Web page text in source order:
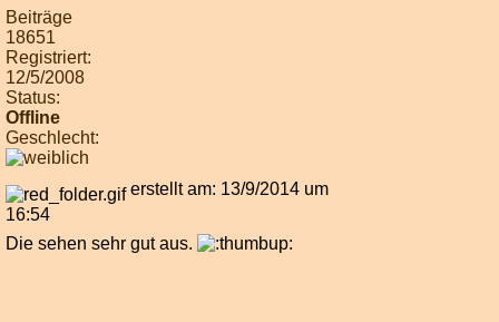
Beiträge
18651
Registriert:
12/5/2008
Status:
Offline
Geschlecht:
erstellt am: 13/9/2014 um
16:54
Die sehen sehr gut aus.